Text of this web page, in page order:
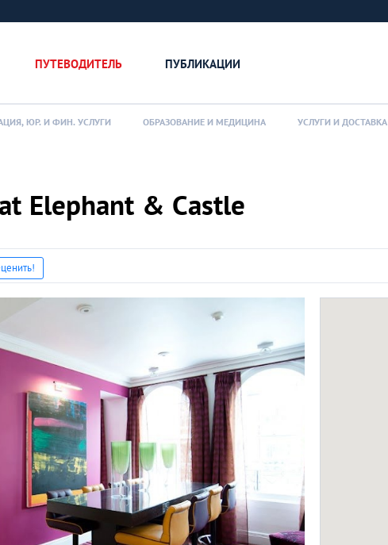
ПУТЕВОДИТЕЛЬ ПУБЛИКАЦИИ
ЮР. И ФИН. УСЛУГИ ОБРАЗОВАНИЕ И МЕДИЦИНА УСЛУГИ И ДОСТАВКА
Elephant & Castle